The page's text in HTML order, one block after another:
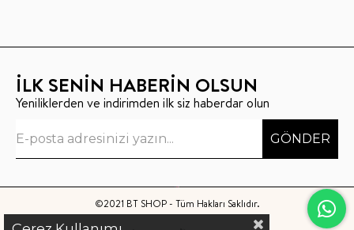
İLK SENİN HABERİN OLSUN
Yeniliklerden ve indirimden ilk siz haberdar olun
GÖNDER
©2021 BT SHOP - Tüm Hakları Saklıdır.